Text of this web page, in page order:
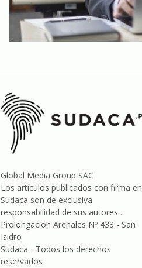
Global Media Group SAC
Los artículos publicados con firma en
Sudaca son de exclusiva
responsabilidad de sus autores .
Prolongación Arenales Nº 433 - San
Isidro
Sudaca - Todos los derechos
reservados